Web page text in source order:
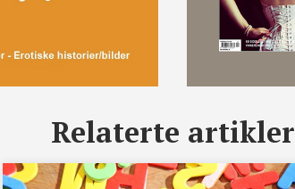
Relaterte artikler